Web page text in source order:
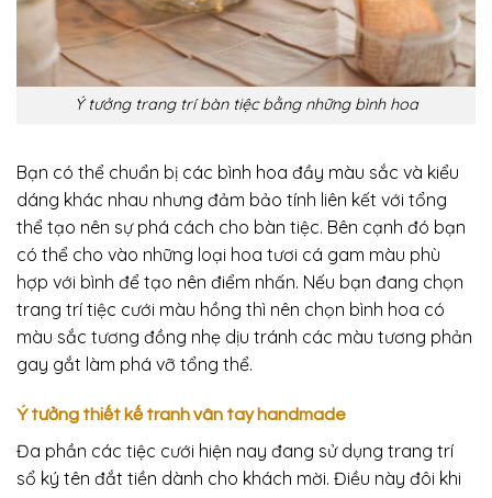
Ý tưởng trang trí bàn tiệc bằng những bình hoa
Bạn có thể chuẩn bị các bình hoa đầy màu sắc và kiểu
dáng khác nhau nhưng đảm bảo tính liên kết với tổng
thể tạo nên sự phá cách cho bàn tiệc. Bên cạnh đó bạn
có thể cho vào những loại hoa tươi cá gam màu phù
hợp với bình để tạo nên điểm nhấn. Nếu bạn đang chọn
trang trí tiệc cưới màu hồng thì nên chọn bình hoa có
màu sắc tương đồng nhẹ dịu tránh các màu tương phản
gay gắt làm phá vỡ tổng thể.
Ý tưởng thiết kế tranh vân tay handmade
Đa phần các tiệc cưới hiện nay đang sử dụng trang trí
sổ ký tên đắt tiền dành cho khách mời. Điều này đôi khi